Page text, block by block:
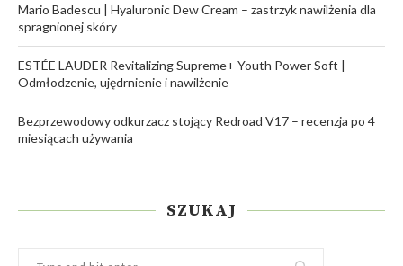
Mario Badescu | Hyaluronic Dew Cream – zastrzyk nawilżenia dla
spragnionej skóry
ESTÉE LAUDER Revitalizing Supreme+ Youth Power Soft |
Odmłodzenie, ujędrnienie i nawilżenie
Bezprzewodowy odkurzacz stojący Redroad V17 – recenzja po 4
miesiącach używania
SZUKAJ